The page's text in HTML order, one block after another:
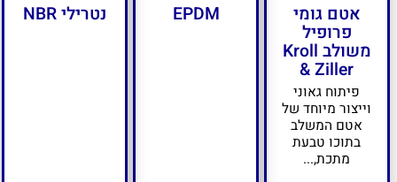
אטם גומי
פרופיל
משולב Kroll
& Ziller
פיתוח גאוני
וייצור מיוחד של
אטם המשלב
בתוכו טבעת
מתכת,...
EPDM נטרילי NBR